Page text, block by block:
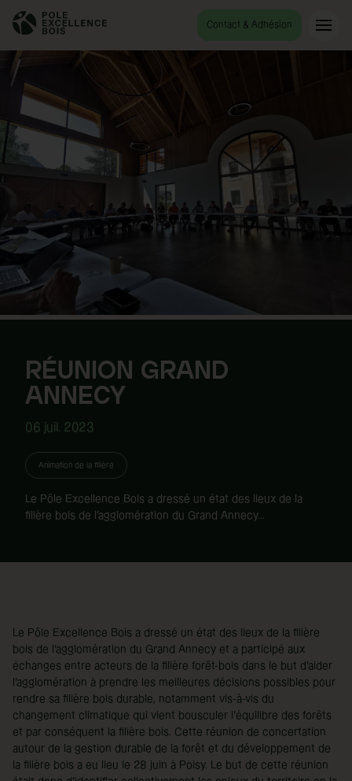
Contact & Adhésion
RÉUNION GRAND
ANNECY
06 juil. 2023
Animation de la filière
Le Pôle Excellence Bois a dressé un état des lieux de la
filière bois de l’agglomération du Grand Annecy...
Le Pôle Excellence Bois a dressé un état des lieux de la filière
bois de l’agglomération du Grand Annecy et a participé aux
échanges entre acteurs de la filière forêt-bois dans le but d’aider
l’agglomération à prendre les meilleures décisions possibles pour
rendre sa filière bois durable, notamment vis-à-vis du
changement climatique qui vient bousculer l’équilibre des forêts
et par conséquent la filière bois. Cette réunion de concertation
autour de la gestion durable de la forêt et du développement de
la filière bois a eu lieu le 28 juin à Poisy. Le but de cette réunion